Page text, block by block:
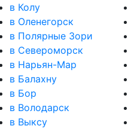
в Колу
в Оленегорск
в Полярные Зори
в Североморск
в Нарьян-Мар
в Балахну
в Бор
в Володарск
в Выксу